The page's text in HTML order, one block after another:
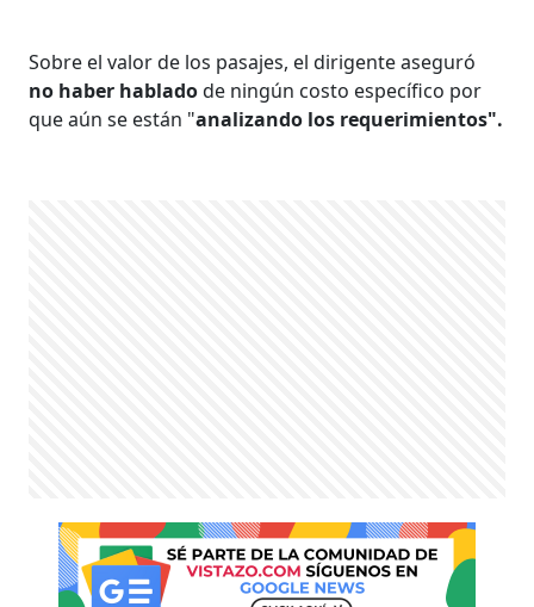
Sobre el valor de los pasajes, el dirigente aseguró
no haber habladode ningún costo específico por
que aún se están "analizando los requerimientos".